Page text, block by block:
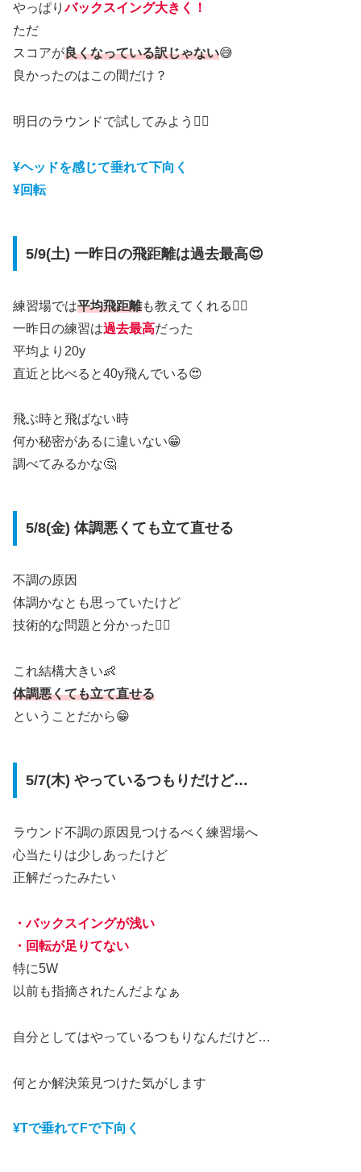
やっぱりバックスイング大きく！
ただ
スコアが良くなっている訳じゃない😅
良かったのはこの間だけ？
明日のラウンドで試してみよう🏌️‍♂️
¥ヘッドを感じて垂れて下向く
¥回転
5/9(土) 一昨日の飛距離は過去最高😍
練習場では平均飛距離も教えてくれる🏌️‍♀️
一昨日の練習は過去最高だった
平均より20y
直近と比べると40y飛んでいる😍
飛ぶ時と飛ばない時
何か秘密があるに違いない😁
調べてみるかな🤔
5/8(金) 体調悪くても立て直せる
不調の原因
体調かなとも思っていたけど
技術的な問題と分かった🏌️‍♀️
これ結構大きい👶
体調悪くても立て直せる
ということだから😁
5/7(木) やっているつもりだけど…
ラウンド不調の原因見つけるべく練習場へ
心当たりは少しあったけど
正解だったみたい
・バックスイングが浅い
・回転が足りてない
特に5W
以前も指摘されたんだよなぁ
自分としてはやっているつもりなんだけど…
何とか解決策見つけた気がします
¥Tで垂れてFで下向く